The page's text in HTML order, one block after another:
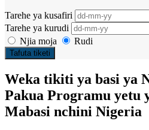
Tarehe ya kusafiri
Tarehe ya kurudi
Njia moja
Rudi
Tafuta tiketi
Weka tikiti ya basi ya
Pakua Programu yetu
Mabasi nchini Nigeria